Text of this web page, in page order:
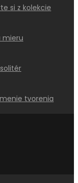
si z kolekcie
mieru
tvorenia